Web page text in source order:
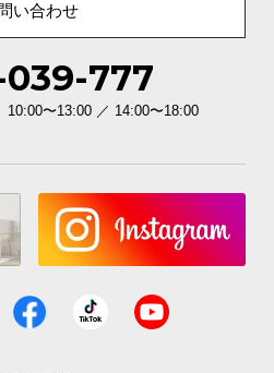
い合わせ
777
10:00〜13:00 ／ 14:00〜18:00